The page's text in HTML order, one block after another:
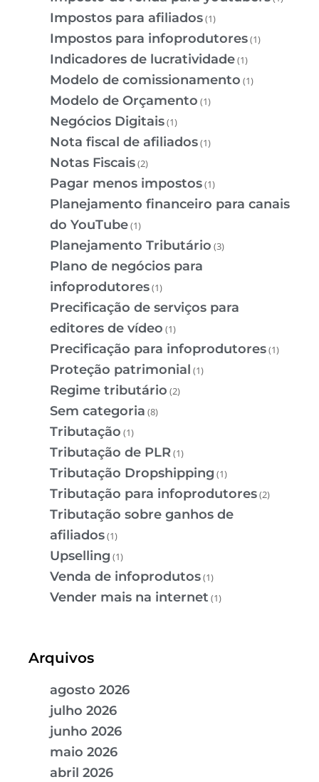
Impostos para afiliados(1)
Impostos para infoprodutores(1)
Indicadores de lucratividade(1)
Modelo de comissionamento (1)
Modelo de Orçamento (1)
Negócios Digitais(1)
Nota fiscal de afiliados(1)
Notas Fiscais(2)
Pagar menos impostos(1)
Planejamento financeiro para canais
do YouTube(1)
Planejamento Tributário (3)
Plano de negócios para
infoprodutores(1)
Precificação de serviços para
editores de vídeo (1)
Precificação para infoprodutores(1)
Proteção patrimonial (1)
Regime tributário (2)
Sem categoria (8)
Tributação (1)
Tributação de PLR(1)
Tributação Dropshipping (1)
Tributação para infoprodutores(2)
Tributação sobre ganhos de
afiliados(1)
Upselling (1)
Venda de infoprodutos(1)
Vender mais na internet (1)
Arquivos
agosto 2026
julho 2026
junho 2026
maio 2026
abril 2026